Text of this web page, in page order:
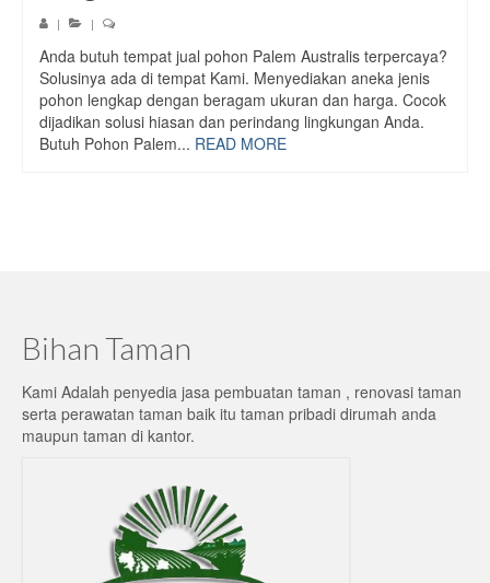
| |
Anda butuh tempat jual pohon Palem Australis terpercaya?
Solusinya ada di tempat Kami. Menyediakan aneka jenis
pohon lengkap dengan beragam ukuran dan harga. Cocok
dijadikan solusi hiasan dan perindang lingkungan Anda.
Butuh Pohon Palem... READ MORE
Bihan Taman
Kami Adalah penyedia jasa pembuatan taman , renovasi taman
serta perawatan taman baik itu taman pribadi dirumah anda
maupun taman di kantor.